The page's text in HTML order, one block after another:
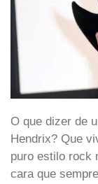
O que dizer de
Hendrix? Que
puro estilo rock
cara que